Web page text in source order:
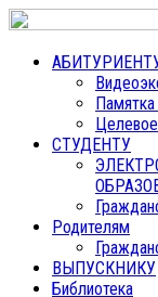
Памятка
СТУДЕНТУ
Родителям
ВЫПУСКНИКУ
Библиотека